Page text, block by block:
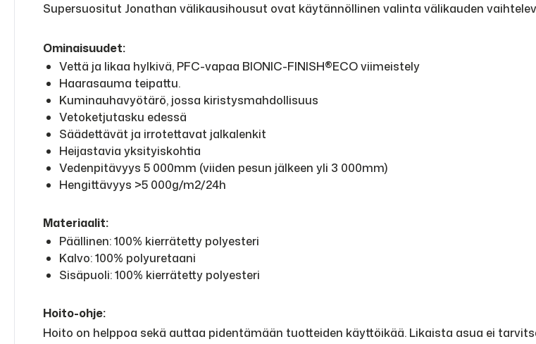
Supersuositut Jonathan välikausihousut ovat käytännöllinen valinta välikauden
Ominaisuudet:
Vettä ja likaa hylkivä, PFC-vapaa BIONIC-FINISH®ECO viimeistely
Haarasauma teipattu.
Kuminauhavyötärö, jossa kiristysmahdollisuus
Vetoketjutasku edessä
Säädettävät ja irrotettavat jalkalenkit
Heijastavia yksityiskohtia
Vedenpitävyys 5 000mm (viiden pesun jälkeen yli 3 000mm)
Hengittävyys >5 000g/m2/24h
Materiaalit:
Päällinen: 100% kierrätetty polyesteri
Kalvo: 100% polyuretaani
Sisäpuoli: 100% kierrätetty polyesteri
Hoito-ohje:
Hoito on helppoa sekä auttaa pidentämään tuotteiden käyttöikää. Likaista asua ei